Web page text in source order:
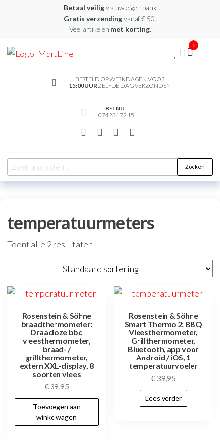
Betaal veiligvia uw eigen bank
Gratis verzendingvanaf € 50.
Veel artikelen met korting.
BESTELD OP WERKDAGEN VOOR
15:00 UUR ZELFDE DAG VERZONDEN
BEL NU..
074 234 72 15
0
Zoeken
temperatuurmeters
Toont alle 2 resultaten
Rosenstein & Söhne
braadthermometer:
Draadloze bbq
vleesthermometer,
braad- /
grillthermometer,
extern XXL-display, 8
soorten vlees
€39,95
Toevoegen aan
winkelwagen
Rosenstein & Söhne
Smart Thermo 2: BBQ
Vleesthermometer,
Grillthermometer,
Bluetooth, app voor
Android / iOS, 1
temperatuurvoeler
€39,95
Lees verder